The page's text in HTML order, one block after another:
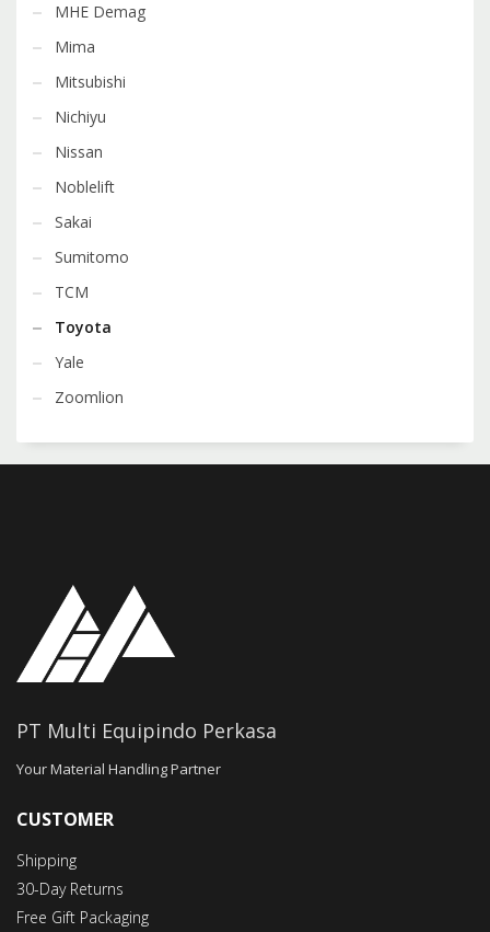
MHE Demag
Mima
Mitsubishi
Nichiyu
Nissan
Noblelift
Sakai
Sumitomo
TCM
Toyota
Yale
Zoomlion
PT Multi Equipindo Perkasa
Your Material Handling Partner
CUSTOMER
Shipping
30-Day Returns
Free Gift Packaging